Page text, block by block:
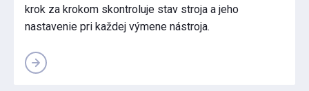
krok za krokom skontroluje stav stroja a jeho
nastavenie pri každej výmene nástroja.